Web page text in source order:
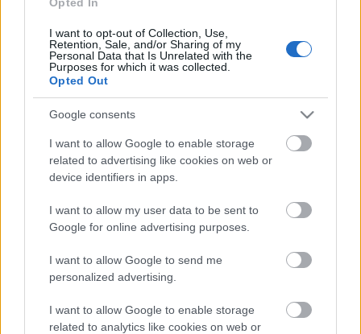
I want to opt-out of Collection, Use,
Retention, Sale, and/or Sharing of my
Personal Data that Is Unrelated with the
Purposes for which it was collected.
Opted Out
Google consents
I want to allow Google to enable storage
related to advertising like cookies on web or
device identifiers in apps.
I want to allow my user data to be sent to
Google for online advertising purposes.
I want to allow Google to send me
personalized advertising.
I want to allow Google to enable storage
related to analytics like cookies on web or
A negyedik lesz a The Good Place
záróévada
A Breaking Bad sztárjával tér vissza a
Westworld
Mázli, ha az X-Faktor nyertese
előadóként is befut
Amerikai legnagyobb
szupermarkethálózata is beszáll a
sorozatbizniszbe